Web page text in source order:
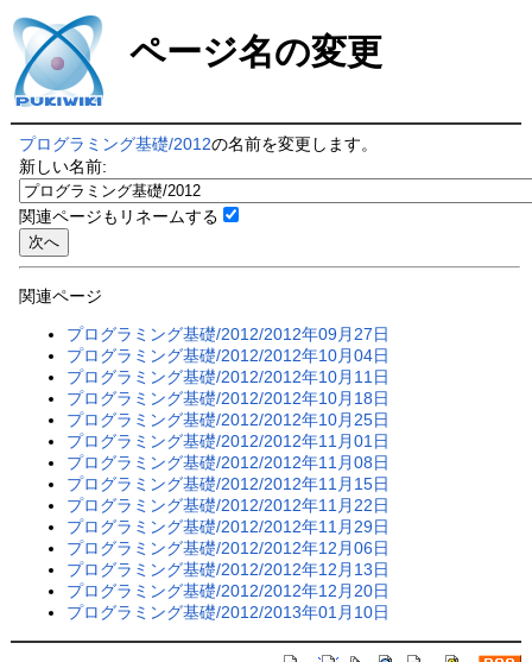
ページ名の変更
プログラミング基礎/2012の名前を変更します。
新しい名前:
関連ページもリネームする
関連ページ
プログラミング基礎/2012/2012年09月27日
プログラミング基礎/2012/2012年10月04日
プログラミング基礎/2012/2012年10月11日
プログラミング基礎/2012/2012年10月18日
プログラミング基礎/2012/2012年10月25日
プログラミング基礎/2012/2012年11月01日
プログラミング基礎/2012/2012年11月08日
プログラミング基礎/2012/2012年11月15日
プログラミング基礎/2012/2012年11月22日
プログラミング基礎/2012/2012年11月29日
プログラミング基礎/2012/2012年12月06日
プログラミング基礎/2012/2012年12月13日
プログラミング基礎/2012/2012年12月20日
プログラミング基礎/2012/2013年01月10日